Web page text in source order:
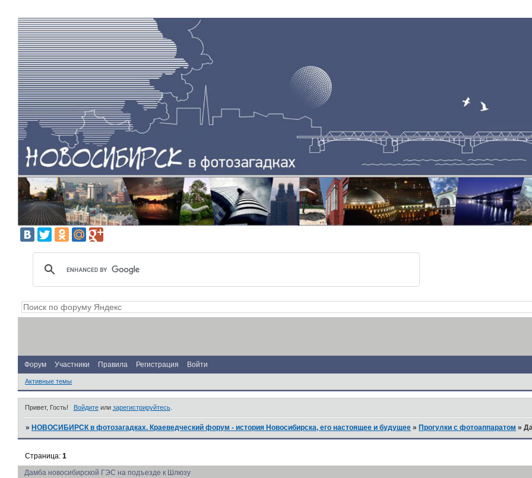
Форум Участники Правила Регистрация Войти
Активные темы
Привет, Гость! Войдитеили зарегистрируйтесь.
»НОВОСИБИРСК в фотозагадках. Краеведческий форум - история Новосибирска, его настоящее и будущее »Прогулки с фотоаппаратом »
Дамба новосибирской ГЭС на подъезде к Шлюзу
Страница:1